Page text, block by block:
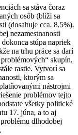
sa stáva čoraz
osôb (blíži sa
(dosahuje cca. 8,5%).
nezamestnanosti
stúpa napriek
na trhu práce sa darí
skupín,
rastie. Vytvorí sa
ktorým sa
nástrojmi
problémov tejto
všetky politické
17. júna, a to aj
dlhodobej